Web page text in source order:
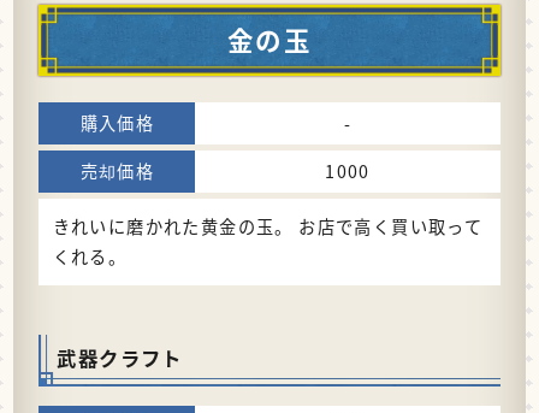
金の玉
-
1000
きれいに磨かれた黄金の玉。 お店で高く買い取って
くれる。
武器クラフト